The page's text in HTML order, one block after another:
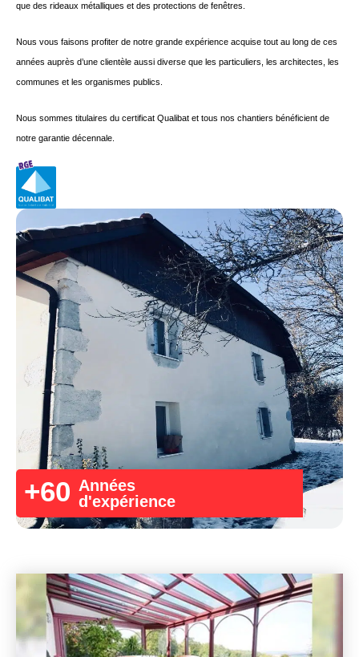
que des rideaux métalliques et des protections de fenêtres.
Nous vous faisons profiter de notre grande expérience acquise tout au long de ces
années auprès d’une clientèle aussi diverse que les particuliers, les architectes, les
communes et les organismes publics.
Nous sommes titulaires du certificat Qualibat et tous nos chantiers bénéficient de
notre garantie décennale.
+60 Années
d'expérience